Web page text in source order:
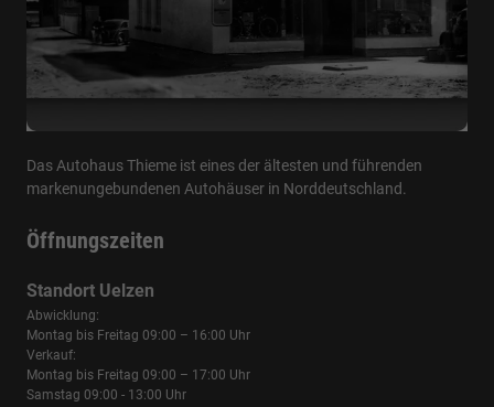
Das Autohaus Thieme ist eines der ältesten und führenden
markenungebundenen Autohäuser in Norddeutschland.
Öffnungszeiten
Standort Uelzen
Abwicklung:
Montag bis Freitag 09:00 – 16:00 Uhr
Verkauf:
Montag bis Freitag 09:00 – 17:00 Uhr
Samstag 09:00 - 13:00 Uhr